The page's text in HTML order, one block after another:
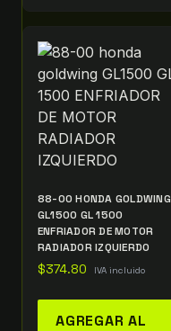
88-00 HONDA GOLDWING
GL1500 GL 1500
ENFRIADOR DE MOTOR
RADIADOR IZQUIERDO
$374.80 IVA incluido
AGREGAR AL